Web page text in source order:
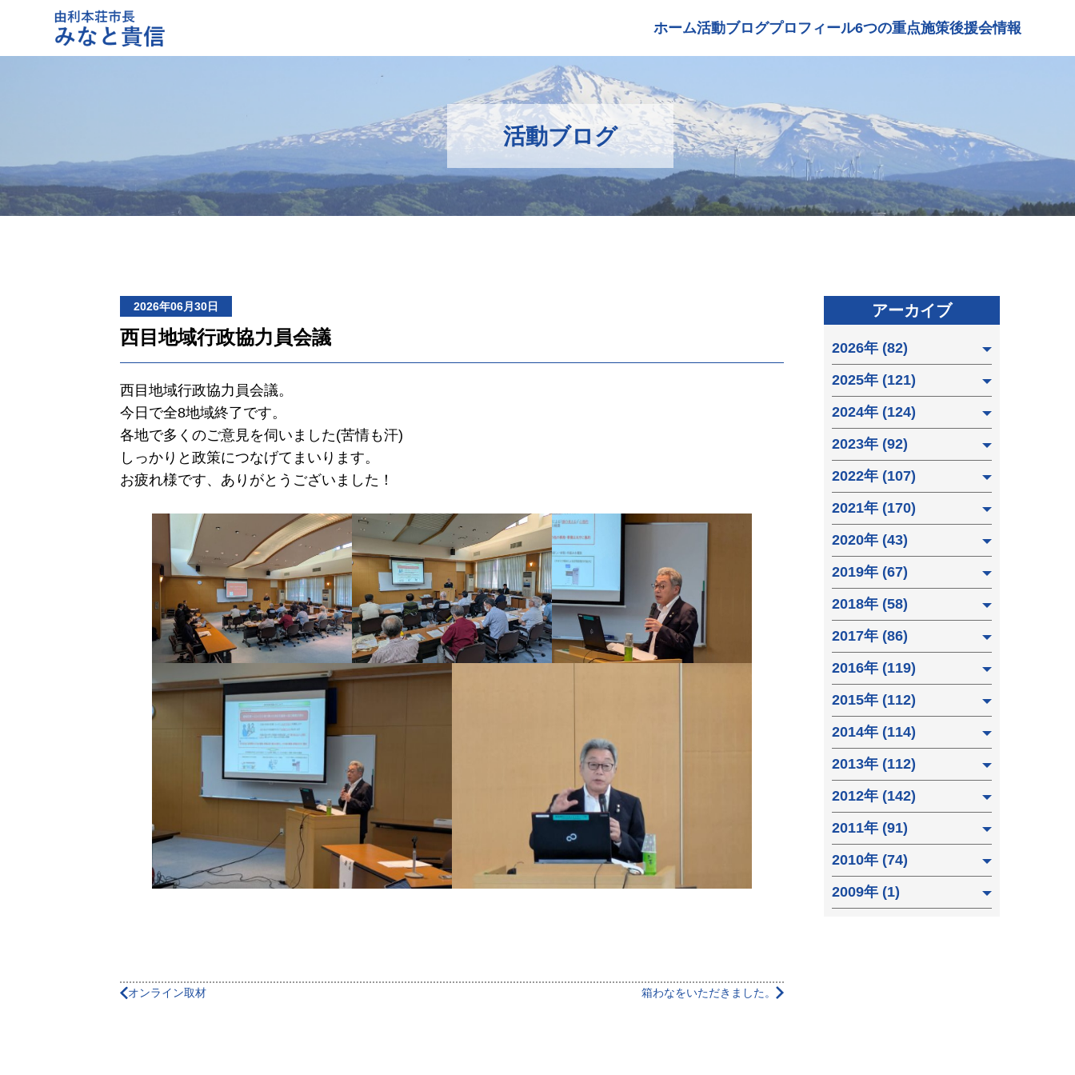
ホーム活動ブログプロフィール6つの重点施策後援会情報
活動ブログ
2026年06月30日
西目地域行政協力員会議
西目地域行政協力員会議。
今日で全8地域終了です。
各地で多くのご意見を伺いました(苦情も汗)
しっかりと政策につなげてまいります。
お疲れ様です、ありがとうございました！
オンライン取材 箱わなをいただきました。
アーカイブ
2026年 (82)
2025年 (121)
2024年 (124)
2023年 (92)
2022年 (107)
2021年 (170)
2020年 (43)
2019年 (67)
2018年 (58)
2017年 (86)
2016年 (119)
2015年 (112)
2014年 (114)
2013年 (112)
2012年 (142)
2011年 (91)
2010年 (74)
2009年 (1)